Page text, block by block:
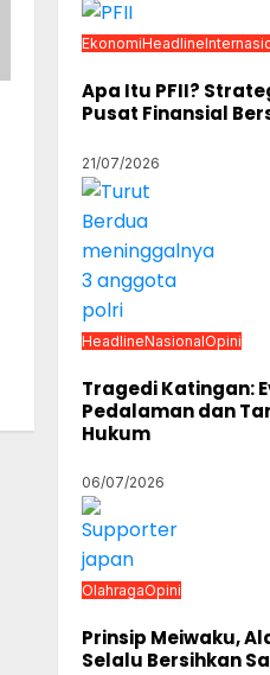
EkonomiHeadline
Apa Itu PFII?
Pusat Finansial
21/07/2026
HeadlineNasionalOpini
Tragedi Katingan:
Pedalaman dan
Hukum
06/07/2026
OlahragaOpini
Prinsip Meiwaku,
Selalu Bersihkan